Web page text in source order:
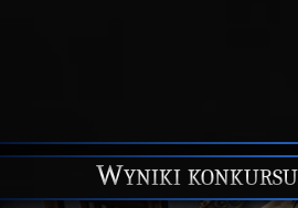
Wyniki